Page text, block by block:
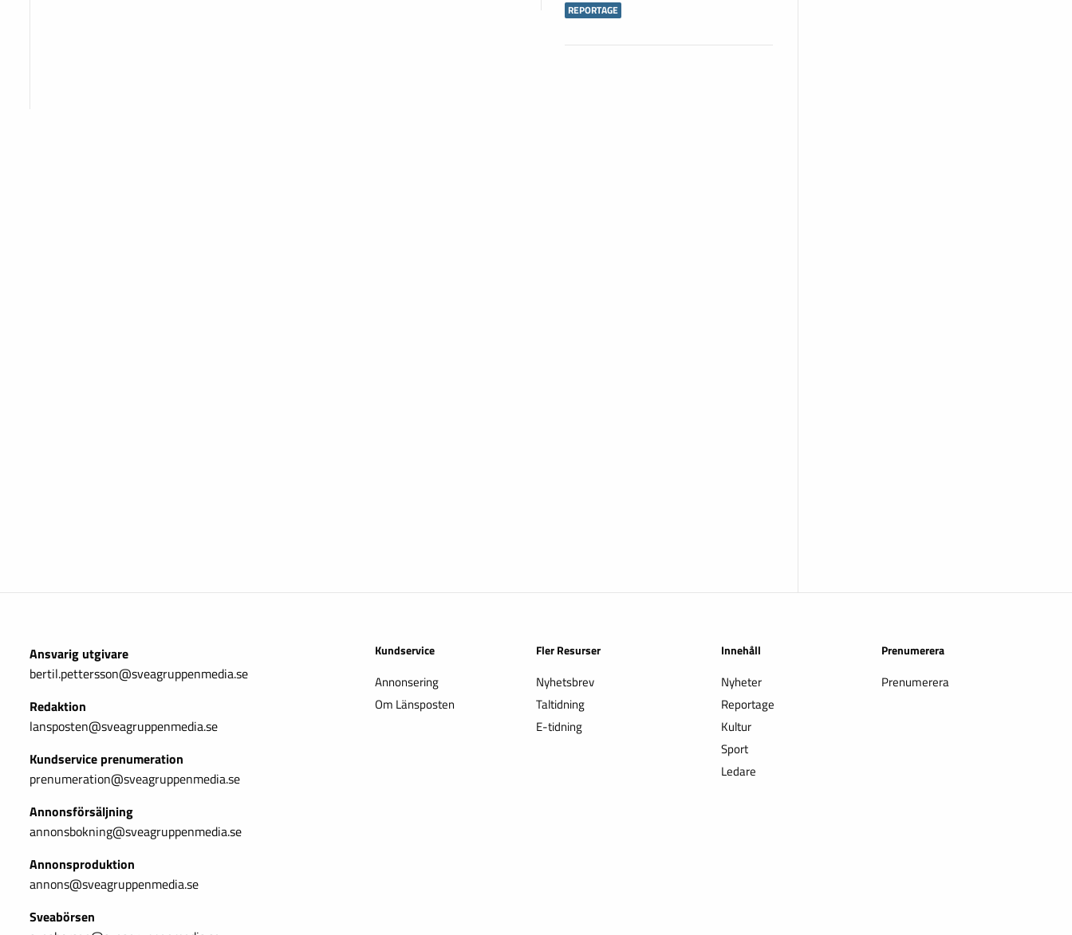
REPORTAGE
Ansvarig utgivare
bertil.pettersson@sveagruppenmedia.se
Redaktion
lansposten@sveagruppenmedia.se
Kundservice prenumeration
prenumeration@sveagruppenmedia.se
Annonsförsäljning
annonsbokning@sveagruppenmedia.se
Annonsproduktion
annons@sveagruppenmedia.se
Sveabörsen
Kundservice
Annonsering
Om Länsposten
Fler Resurser
Nyhetsbrev
Taltidning
E-tidning
Innehåll
Nyheter
Reportage
Kultur
Sport
Ledare
Prenumerera
Prenumerera